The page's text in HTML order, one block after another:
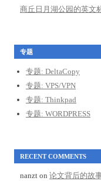
商丘日月湖公园的英文
专题
专题: DeltaCopy
专题: VPS/VPN
专题: Thinkpad
专题: WORDPRESS
RECENT COMMENTS
nanzt on 论文背后的故